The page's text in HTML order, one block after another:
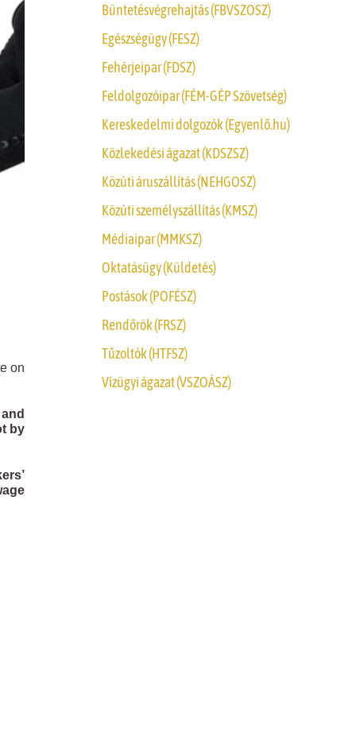
on
by
Büntetésvégrehajtás (FBVSZOSZ)
Egészségügy (FESZ)
Fehérjeipar (FDSZ)
Feldolgozóipar (FÉM-GÉP Szövetség)
Kereskedelmi dolgozók (Egyenlő.hu)
Közlekedési ágazat (KDSZSZ)
Közúti áruszállítás (NEHGOSZ)
Közúti személyszállítás (KMSZ)
Médiaipar (MMKSZ)
Oktatásügy (Küldetés)
Postások (POFÉSZ)
Rendőrök (FRSZ)
Tűzoltók (HTFSZ)
Vízügyi ágazat (VSZOÁSZ)